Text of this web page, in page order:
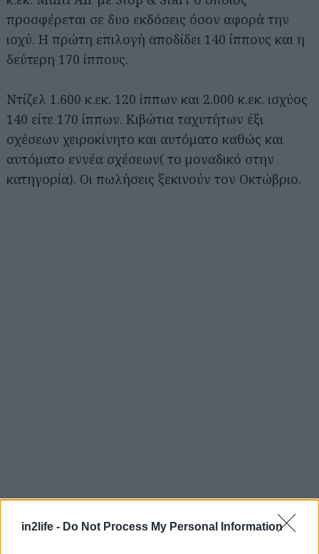
in2life - Do Not Process My Personal Information
προσφέρεται σε δυο εκδόσεις όσον αφορά την
ισχύ. Η πρώτη επιλογή αποδίδει 140 ίππους και η
δεύτερη 170 ίππους.
Ντίζελ 1.600 κ.εκ. 120 ίππων και 2.000 κ.εκ. ισχύος
140 είτε 170 ίππων. Κιβώτια ταχυτήτων έξι
σχέσεων χειροκίνητο και αυτόματο καθώς και
αυτόματο εννέα σχέσεων( το μοναδικό στην
κατηγορία). Οι πωλήσεις ξεκινούν τον Οκτώβριο.